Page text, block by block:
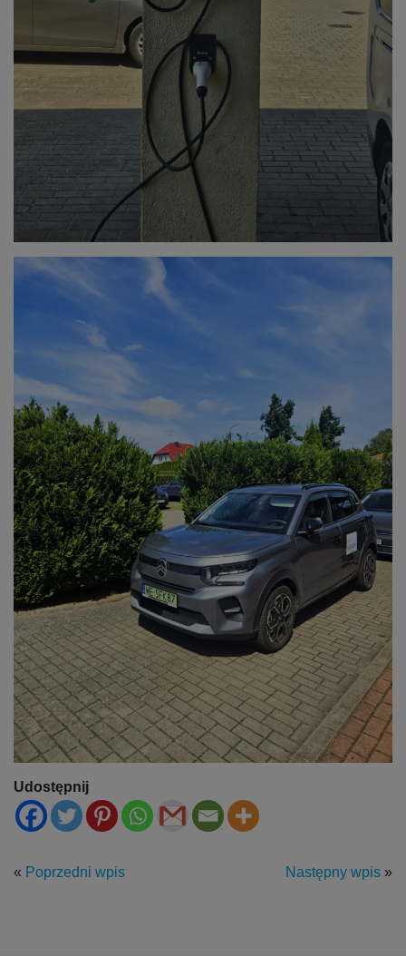
Udostępnij
« Poprzedni wpis Następny wpis »